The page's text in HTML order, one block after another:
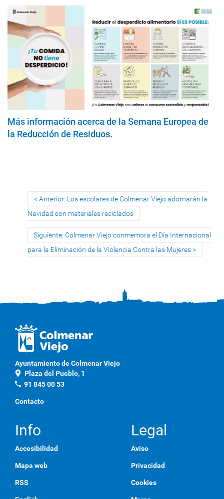
Más información acerca de la Semana Europea de
la Reducción de Residuos.
Anterior: Los escolares de Colmenar Viejo adornarán la
Navidad con materiales reciclados
Siguiente: Colmenar Viejo conmemora el Día Internacional
para la Eliminación de la Violencia Contra las Mujeres
Ayuntamiento de Colmenar Viejo
location_on Plaza del Pueblo, 1
phone 91 845 00 53
Contacto
Info
Accesibilidad
Mapa web
RSS
Legal
Aviso
Privacidad
Cookies